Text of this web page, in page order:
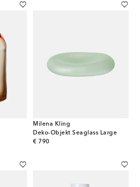
Milena Kling
Deko-Objekt Seaglass Large
€ 790
original price